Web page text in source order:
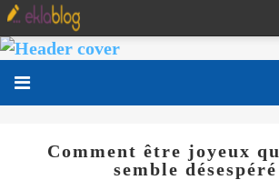
Comment être joyeux
semble désespéré